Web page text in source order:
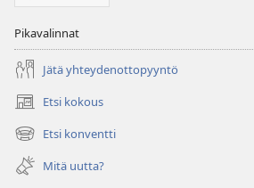
Pikavalinnat
Jätä yhteydenottopyyntö
Etsi kokous
(avaa
uuden
ikkunan)
Etsi konventti
(avaa
uuden
ikkunan)
Mitä uutta?